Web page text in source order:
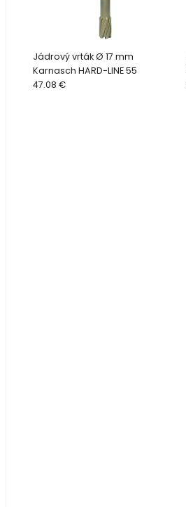
Jádrový vrták Ø 17 mm
Karnasch HARD-LINE 55
47.08 €